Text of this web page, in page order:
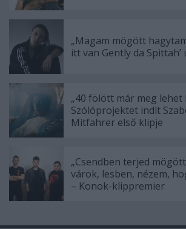
„Magam mögött
itt van Gently da Spittah’
„40 fölött már meg lehet
Szólóprojektet indít
Mitfahrer első klipje
„Csendben terjed
várok, lesben, nézem,
– Konok-klippremier